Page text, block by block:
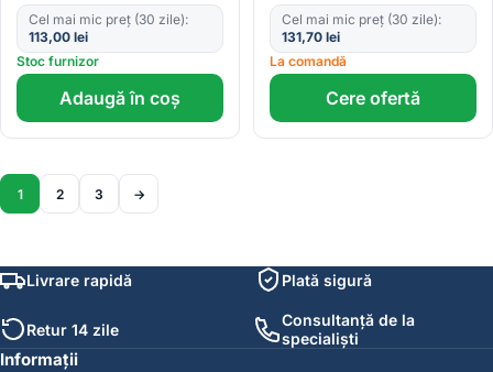
Cel mai mic preț (30 zile):
113,00 lei
Stoc furnizor
Adaugă în coș
Cel mai mic preț (30 zile):
131,70 lei
La comandă
Cere ofertă
1 2 3 →
Livrare rapidă Plată sigură
Retur 14 zile
Consultanță de la
specialiști
Informații